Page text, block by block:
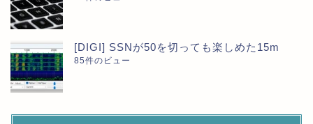
[DIGI] SSNが50を切っても楽しめた15m
85件のビュー